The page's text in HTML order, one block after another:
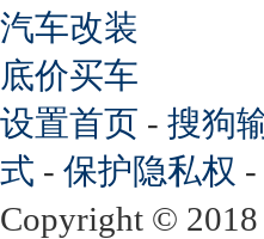
汽车改装
底价买车
设置首页 - 搜狗
式 - 保护隐私权 -
Copyright ©